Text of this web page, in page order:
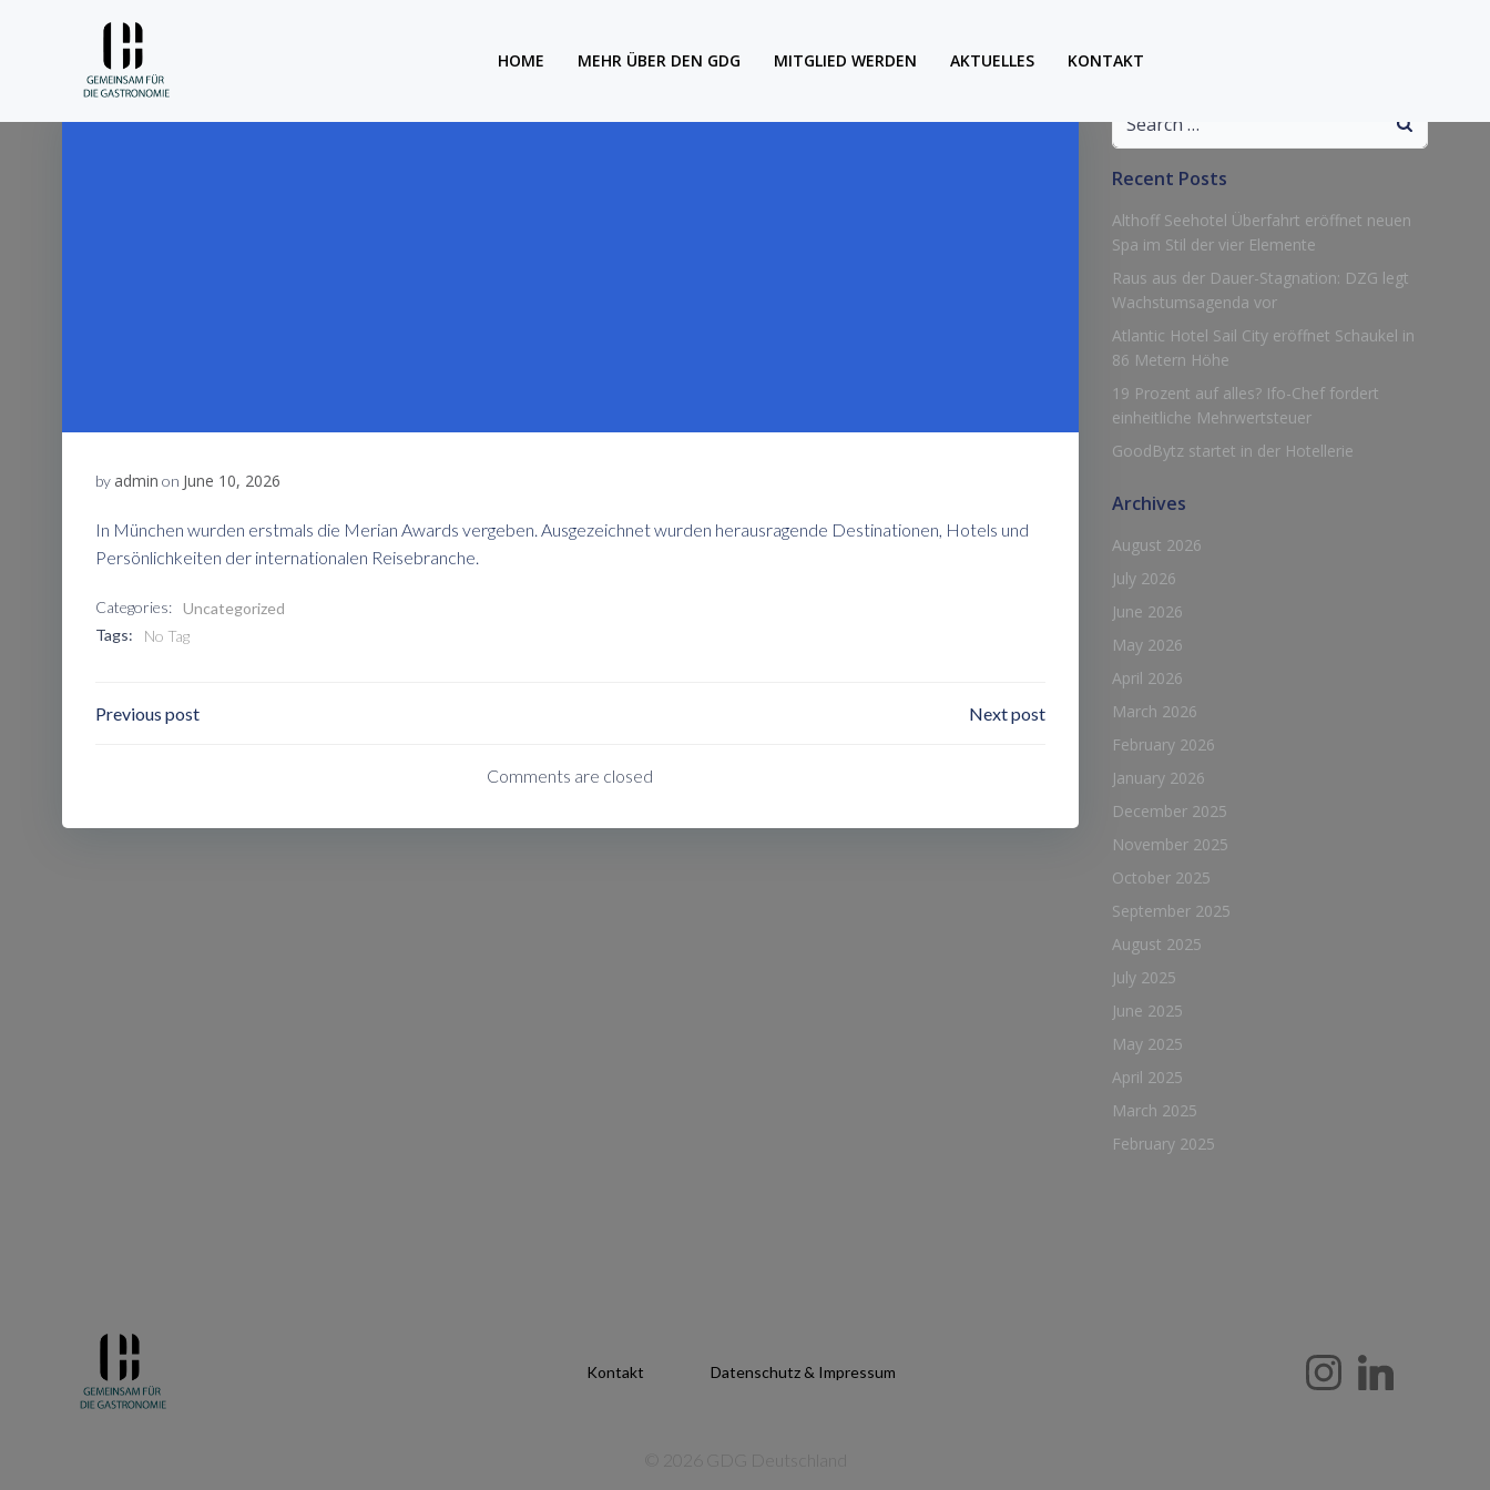
HOME MEHR ÜBER DEN GDG MITGLIED WERDEN AKTUELLES KONTAKT
by admin on June 10, 2026
In München wurden erstmals die Merian Awards vergeben. Ausgezeichnet wurden herausragende Destinationen, Hotels und
Persönlichkeiten der internationalen Reisebranche.
Categories: Uncategorized
Tags:
No Tag
Post
Previous post
Navigation
Next post
Comments are closed
for:
Recent Posts
Althoff Seehotel Überfahrt eröffnet neuen
Spa im Stil der vier Elemente
Raus aus der Dauer-Stagnation: DZG legt
Wachstumsagenda vor
Atlantic Hotel Sail City eröffnet Schaukel in
86 Metern Höhe
19 Prozent auf alles? Ifo-Chef fordert
einheitliche Mehrwertsteuer
GoodBytz startet in der Hotellerie
Archives
August 2026
July 2026
June 2026
May 2026
April 2026
March 2026
February 2026
January 2026
December 2025
November 2025
October 2025
September 2025
August 2025
July 2025
June 2025
May 2025
April 2025
March 2025
February 2025
Kontakt Datenschutz & Impressum